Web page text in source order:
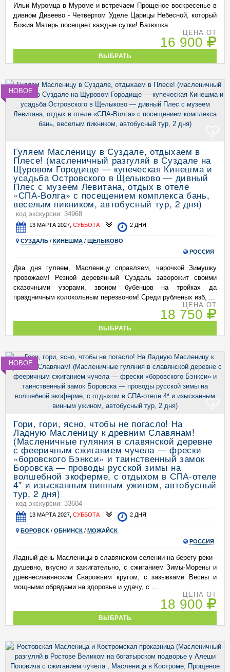
Ильи Муромца в Муроме и встречаем Прощеное воскресенье в
дивном Дивеево - Четвертом Уделе Царицы Небесной, который
Божия Матерь посещает каждые сутки! Батюшка ...
ЦЕНА ОТ
16 900
ВЫБРАТЬ
НОВОЕ
Гуляем Масленицу в Суздале, отдыхаем в
Плесе! (масленичный разгуляй в Суздале на
Щуровом Городище — купеческая Кинешма и
усадьба Островского в Щелыково — дивный
Плес с музеем Левитана, отдых в отеле
«СПА-Волга» с посещением комплекса бань,
веселым пикником, автобусный тур, 2 дня)
код экскурсии: 34968
13 МАРТА 2027,СУББОТА 2 ДНЯ
СУЗДАЛЬ / КИНЕШМА / ЩЕЛЫКОВО
РОССИЯ
Два дня гуляем, Масленицу справляем, чарочкой Зимушку
провожаем! Резной деревянный Суздаль заворожит своими
сказочными узорами, звоном бубенцов на тройках да
праздничным колокольным перезвоном! Среди рубленых изб, ...
ЦЕНА ОТ
18 750
ВЫБРАТЬ
НОВОЕ
Гори, гори, ясно, чтобы не погасло! На
Ладную Масленицу к древним Славянам!
(Масленичные гуляния в славянской деревне
с фееричным сжиганием чучела — фрески
«боровского Бэнкси» и таинственный замок
Боровска — проводы русской зимы на
волшебной экоферме, с отдыхом в СПА-отеле
4* и изысканным винным ужином, автобусный
тур, 2 дня)
код экскурсии: 33604
13 МАРТА 2027,СУББОТА 2 ДНЯ
БОРОВСК / ОБНИНСК / МОЖАЙСК
РОССИЯ
Ладный день Масленицы в славянском селении на берегу реки -
душевно, вкусно и зажигательно, с сжиганием Зимы-Морены и
древнеславянским Сварожьим кругом, с зазывками Весны и
мощными обрядами на здоровье и удачу, с ...
ЦЕНА ОТ
18 900
ВЫБРАТЬ